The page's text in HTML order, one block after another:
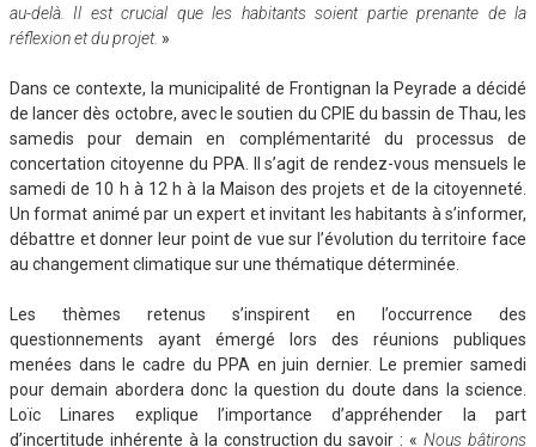
au-delà. Il est crucial que les habitants soient partie prenante de la
réflexion et du projet. »
Dans ce contexte, la municipalité de Frontignan la Peyrade a décidé
de lancer dès octobre, avec le soutien du CPIE du bassin de Thau, les
samedis pour demain en complémentarité du processus de
concertation citoyenne du PPA. Il s’agit de rendez-vous mensuels le
samedi de 10 h à 12 h à la Maison des projets et de la citoyenneté.
Un format animé par un expert et invitant les habitants à s’informer,
débattre et donner leur point de vue sur l’évolution du territoire face
au changement climatique sur une thématique déterminée.
Les thèmes retenus s’inspirent en l’occurrence des
questionnements ayant émergé lors des réunions publiques
menées dans le cadre du PPA en juin dernier. Le premier samedi
pour demain abordera donc la question du doute dans la science.
Loïc Linares explique l’importance d’appréhender la part
d’incertitude inhérente à la construction du savoir : «Nous bâtirons